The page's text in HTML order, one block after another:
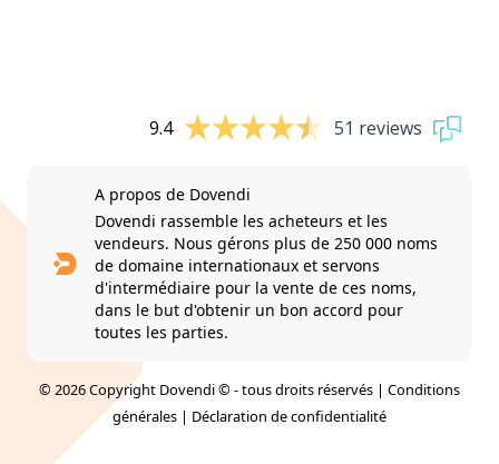
9.4 51 reviews
A propos de Dovendi
Dovendi rassemble les acheteurs et les
vendeurs. Nous gérons plus de 250 000 noms
de domaine internationaux et servons
d'intermédiaire pour la vente de ces noms,
dans le but d'obtenir un bon accord pour
toutes les parties.
© 2026 Copyright Dovendi © - tous droits réservés | Conditions
générales | Déclaration de confidentialité